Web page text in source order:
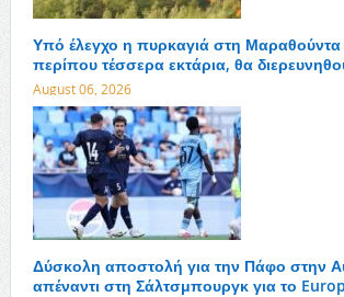
Υπό έλεγχο η πυρκαγιά στη
περίπου τέσσερα εκτάρια, θα
August 06, 2026
Δύσκολη αποστολή για την Πάφο στην
απέναντι στη Σάλτσμπουργκ για το